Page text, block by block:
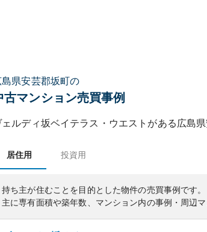
島県安芸郡坂町の
古マンション売買事例
ェルディ坂ベイテラス・ウエスト がある 広島県
居住用 投資用
持ち主が住むことを目的とした物件の売買事例です。
主に専有面積や築年数、マンション内の事例・周辺